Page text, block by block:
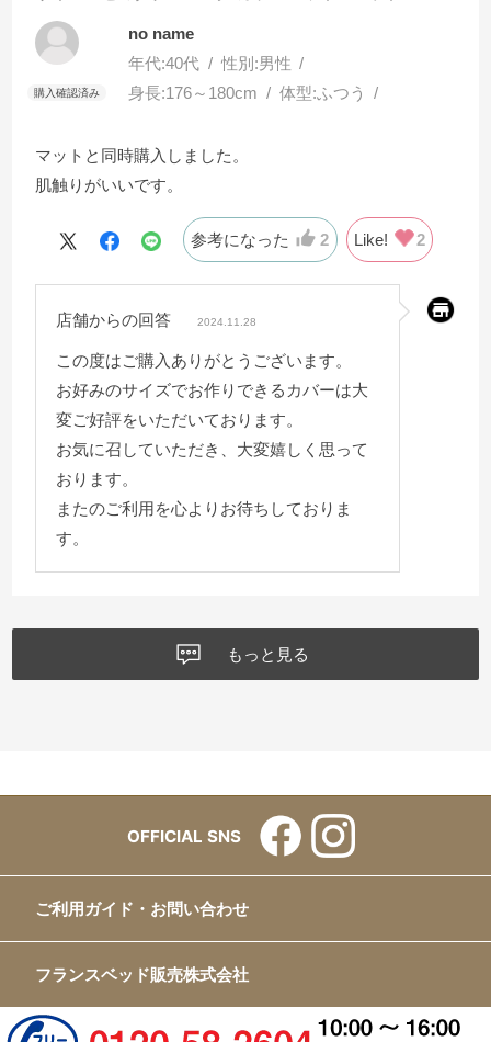
no name
年代:40代 性別:男性
身長:176～180cm 体型:ふつう
マットと同時購入しました。
肌触りがいいです。
参考になった 2 Like! 2
店舗からの回答 2024.11.28
この度はご購入ありがとうございます。
お好みのサイズでお作りできるカバーは大
変ご好評をいただいております。
お気に召していただき、大変嬉しく思って
おります。
またのご利用を心よりお待ちしておりま
す。
もっと見る
OFFICIAL SNS
ご利用ガイド・お問い合わせ
フランスベッド販売株式会社